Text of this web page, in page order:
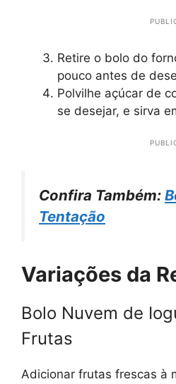
Retire o bolo do
pouco antes de
Polvilhe açúcar de
se desejar, e sirva
Confira Também:
Tentação
Variações da
Bolo Nuvem de
Frutas
Adicionar frutas frescas à